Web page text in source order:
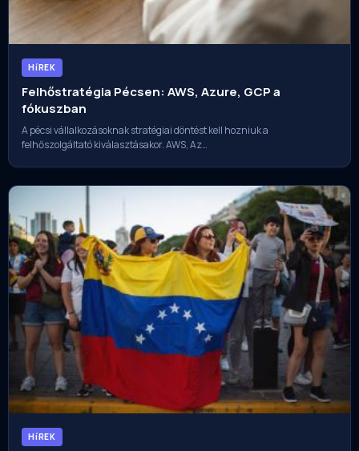
HíREK
Felhőstratégia Pécsen: AWS, Azure, GCP a
fókuszban
A pécsi vállalkozásoknak stratégiai döntést kell hozniuk a
felhőszolgáltató kiválasztásakor. AWS, Az…
HíREK